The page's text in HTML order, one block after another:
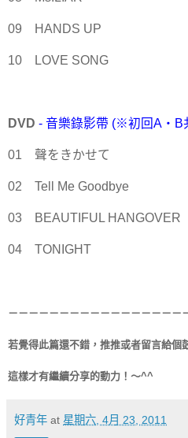
09 HANDS UP
10 LOVE SONG
DVD - 音樂錄影帶 (※初回A・B
01 聲をきかせて
02 Tell Me Goodbye
03 BEAUTIFUL HANGOVER
04 TONIGHT
－－－－－－－－－－－－－－－－－
若覺得此篇還不錯，推推或者留言給個
這樣才有繼續分享的動力！～^^
好青年 at 星期六, 4月 23, 2011